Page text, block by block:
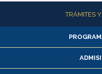
Más información
TRÁMITES
Alumnas/
Inscripción y